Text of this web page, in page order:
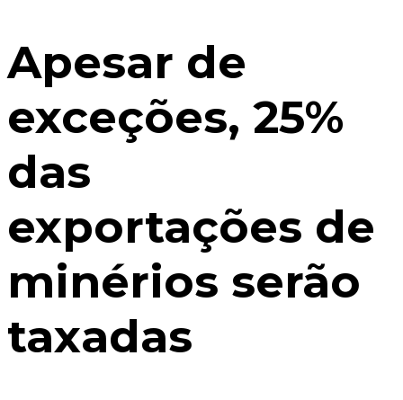
Apesar de
exceções, 25%
das
exportações de
minérios serão
taxadas